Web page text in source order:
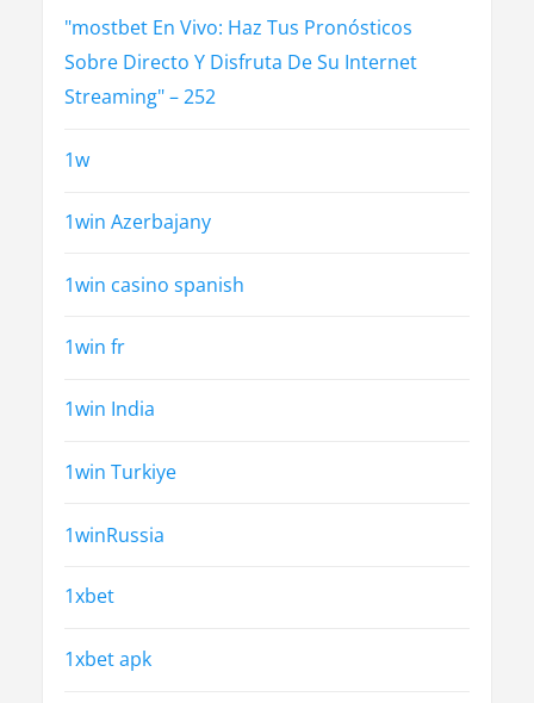
"mostbet En Vivo: Haz Tus Pronósticos
Sobre Directo Y Disfruta De Su Internet
Streaming" – 252
1w
1win Azerbajany
1win casino spanish
1win fr
1win India
1win Turkiye
1winRussia
1xbet
1xbet apk